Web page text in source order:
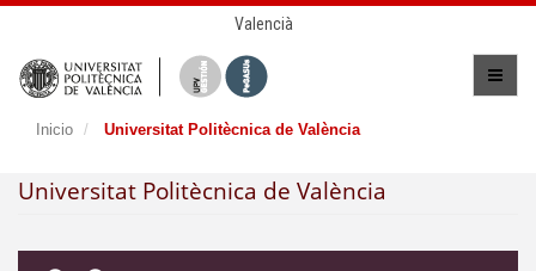
Valencià
Inicio Universitat Politècnica de València
Universitat Politècnica de València